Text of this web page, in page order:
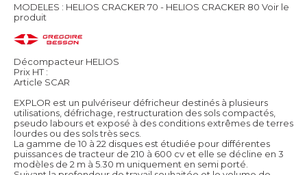
MODELES : HELIOS CRACKER 70 - HELIOS CRACKER 80 Voir le
produit
Décompacteur HELIOS
Prix HT :
Article SCAR
EXPLOR est un pulvériseur défricheur destinés à plusieurs
utilisations, défrichage, restructuration des sols compactés,
pseudo labours et exposé à des conditions extrêmes de terres
lourdes ou des sols très secs.
La gamme de 10 à 22 disques est étudiée pour différentes
puissances de tracteur de 210 à 600 cv et elle se décline en 3
modèles de 2 m à 5.30 m uniquement en semi porté.